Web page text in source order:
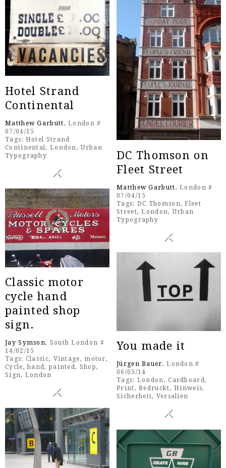
Hotel Strand
Continental
Matthew Garbutt, London #
07/04/15
Tags: Hotel Strand
Continental, London ,Urban
Typography
DC Thomson on
Fleet Street
Matthew Garbutt, London #
07/04/15
Tags: DC Thomson,Fleet
Street,London,Urban
Typography
Classic motor
cycle hand
painted shop
sign.
Jay Symson, South London #
14/02/15
Tags: Classic, Vintage,motor,
Cycle,hand,painted, Shop,
Sign, London
You made it
Jürgen Bauer, London #
06/05/14
Tags: London, Cardboard,
Print,Bedruckt,Hinweis,
Sicherheit, Versalien